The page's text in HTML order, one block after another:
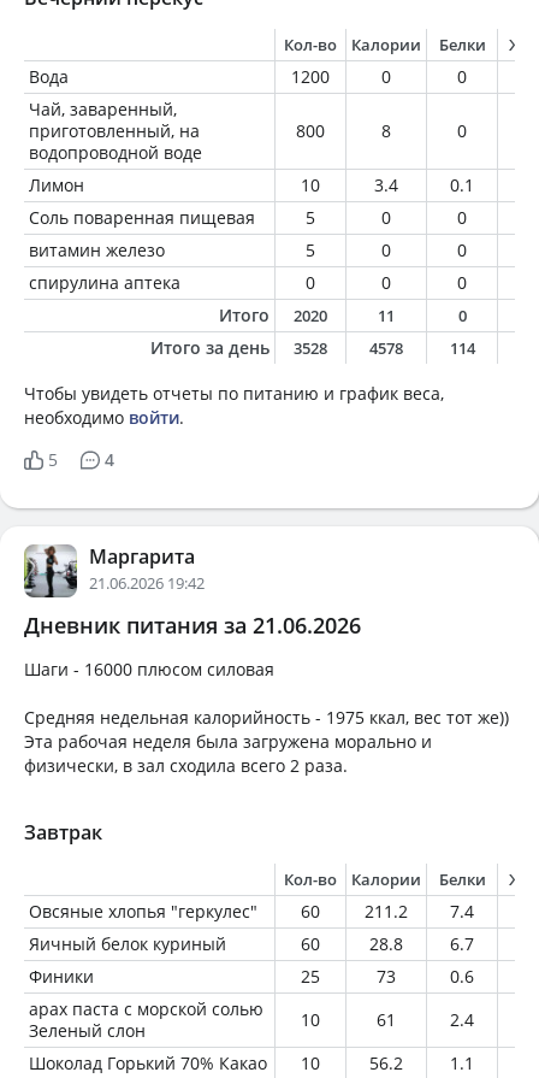
Кол-во Калории Белки
Вода 1200 0 0
Чай, заваренный,
приготовленный, на
водопроводной воде
800 8 0
Лимон 10 3.4 0.1
Соль поваренная пищевая
5 0 0
витамин железо
5 0 0
спирулина аптека
0 0 0
Итого
2020 11 0
Итого за день 3528 4578 114
Чтобы увидеть отчеты по питанию и график веса,
необходимо войти.
5
4
Маргарита
21.06.2026 19:42
Дневник питания за 21.06.2026
Шаги - 16000 плюсом силовая
Средняя недельная калорийность - 1975 ккал, вес тот же))
Эта рабочая неделя была загружена морально и
физически, в зал сходила всего 2 раза.
Завтрак
Кол-во Калории Белки
Овсяные хлопья "геркулес" 60 211.2 7.4
Яичный белок куриный
60 28.8 6.7
Финики
25 73 0.6
арах паста с морской солью
Зеленый слон
10 61 2.4
Шоколад Горький 70% Какао
10 56.2 1.1